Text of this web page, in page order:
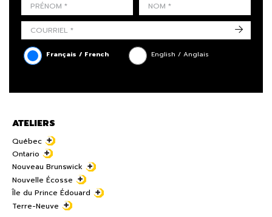
Français / French English / Anglais
->
ATELIERS
Québec
Ontario
Nouveau Brunswick
Nouvelle Écosse
Île du Prince Édouard
Terre-Neuve